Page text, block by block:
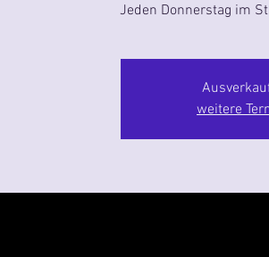
Jeden Donnerstag im
weitere